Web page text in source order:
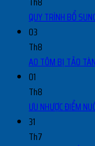
QUY TRÌNH BỔ
03
Th8
AO TÔM BỊ TẢO
01
Th8
ƯU NHƯỢC ĐIỂM
31
Th7